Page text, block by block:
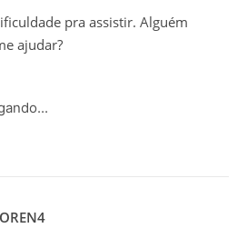
pra assistir. Alguém
ajudar?